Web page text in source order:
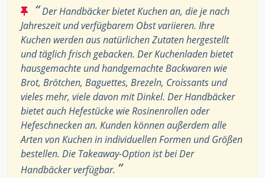
“Der Handbäcker bietet Kuchen an, die je nach
Jahreszeit und verfügbarem Obst variieren. Ihre
Kuchen werden aus natürlichen Zutaten hergestellt
und täglich frisch gebacken. Der Kuchenladen bietet
hausgemachte und handgemachte Backwaren wie
Brot, Brötchen, Baguettes, Brezeln, Croissants und
vieles mehr, viele davon mit Dinkel. Der Handbäcker
bietet auch Hefestücke wie Rosinenrollen oder
Hefeschnecken an. Kunden können außerdem alle
Arten von Kuchen in individuellen Formen und Größen
bestellen. Die Takeaway-Option ist bei Der
Handbäcker verfügbar. ”